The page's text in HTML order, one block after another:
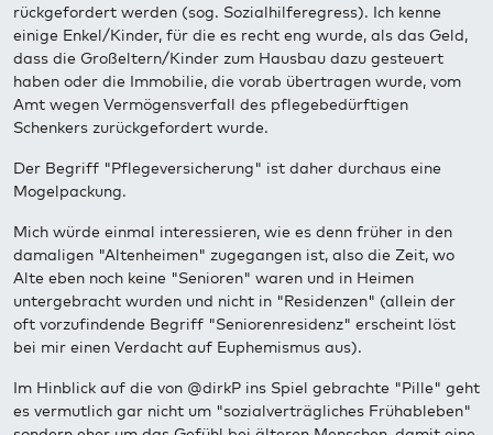
rückgefordert werden (sog. Sozialhilferegress). Ich kenne
einige Enkel/Kinder, für die es recht eng wurde, als das Geld,
dass die Großeltern/Kinder zum Hausbau dazu gesteuert
haben oder die Immobilie, die vorab übertragen wurde, vom
Amt wegen Vermögensverfall des pflegebedürftigen
Schenkers zurückgefordert wurde.
Der Begriff "Pflegeversicherung" ist daher durchaus eine
Mogelpackung.
Mich würde einmal interessieren, wie es denn früher in den
damaligen "Altenheimen" zugegangen ist, also die Zeit, wo
Alte eben noch keine "Senioren" waren und in Heimen
untergebracht wurden und nicht in "Residenzen" (allein der
oft vorzufindende Begriff "Seniorenresidenz" erscheint löst
bei mir einen Verdacht auf Euphemismus aus).
Im Hinblick auf die von @dirkP ins Spiel gebrachte "Pille" geht
es vermutlich gar nicht um "sozialverträgliches Frühableben"